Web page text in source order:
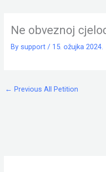
Ne obveznoj
By support/ 15. ožujka 2024.
← Previous All Petition